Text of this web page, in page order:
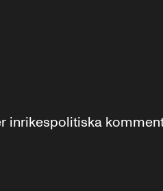
inrikespolitiska